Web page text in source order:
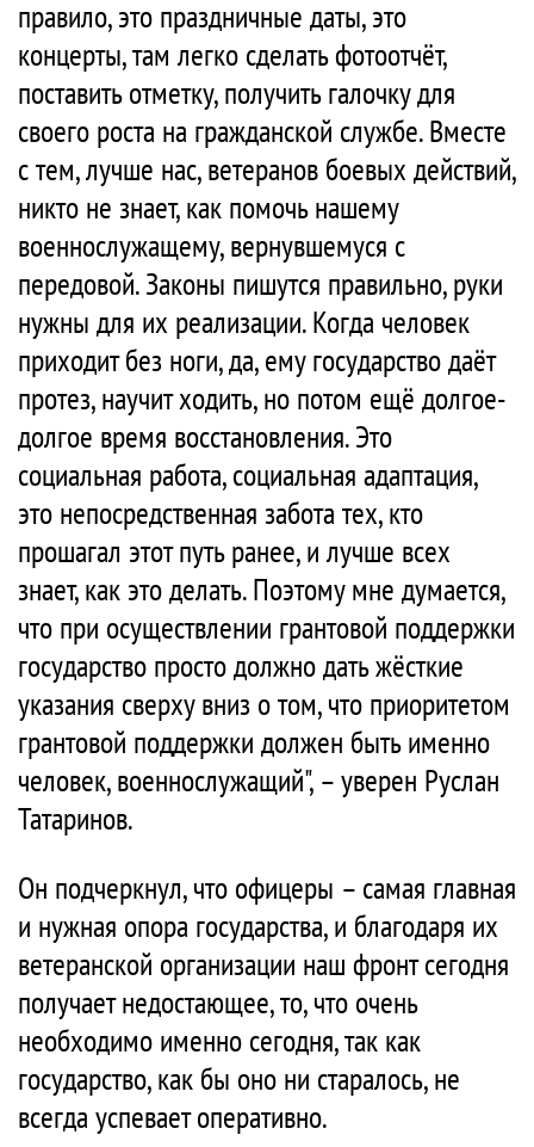
правило, это праздничные даты, это
концерты, там легко сделать фотоотчёт,
поставить отметку, получить галочку для
своего роста на гражданской службе. Вместе
с тем, лучше нас, ветеранов боевых действий,
никто не знает, как помочь нашему
военнослужащему, вернувшемуся с
передовой. Законы пишутся правильно, руки
нужны для их реализации. Когда человек
приходит без ноги, да, ему государство даёт
протез, научит ходить, но потом ещё долгое-
долгое время восстановления. Это
социальная работа, социальная адаптация,
это непосредственная забота тех, кто
прошагал этот путь ранее, и лучше всех
знает, как это делать. Поэтому мне думается,
что при осуществлении грантовой поддержки
государство просто должно дать жёсткие
указания сверху вниз о том, что приоритетом
грантовой поддержки должен быть именно
человек, военнослужащий", – уверен Руслан
Татаринов.
Он подчеркнул, что офицеры – самая главная
и нужная опора государства, и благодаря их
ветеранской организации наш фронт сегодня
получает недостающее, то, что очень
необходимо именно сегодня, так как
государство, как бы оно ни старалось, не
всегда успевает оперативно.